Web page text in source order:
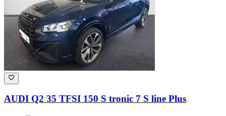
AUDI Q2 35 TFSI 150 S tronic 7 S line Plus